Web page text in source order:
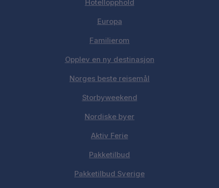
Hotellopphold
Europa
Familierom
Opplev en ny destinasjon
Norges beste reisemål
Storbyweekend
Nordiske byer
Aktiv Ferie
Pakketilbud
Pakketilbud Sverige